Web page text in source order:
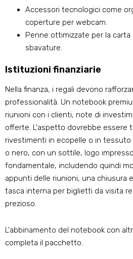
Accessori tecnologici come
coperture per webcam.
Penne ottimizzate per la
sbavature.
Istituzioni finanziarie
Nella finanza, i regali devono
professionalità. Un notebook
riunioni con i clienti, note di
offerte. L'aspetto dovrebbe essere
rivestimenti in ecopelle o in tessuto
o nero, con un sottile, logo
fondamentale, includendo quindi
appunti delle riunioni, una chiusura
tasca interna per biglietti da visita
prezioso.
L'abbinamento del notebook con
completa il pacchetto.